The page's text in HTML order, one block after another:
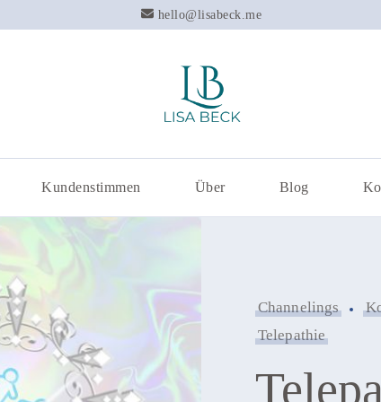
hello@lisabeck.me
Kundenstimmen Über Blog
Channelings
Telepathie